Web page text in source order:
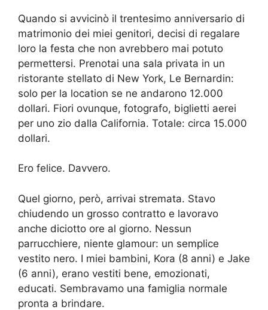
Quando si avvicinò il trentesimo anniversario di
matrimonio dei miei genitori, decisi di regalare
loro la festa che non avrebbero mai potuto
permettersi. Prenotai una sala privata in un
ristorante stellato di New York, Le Bernardin:
solo per la location se ne andarono 12.000
dollari. Fiori ovunque, fotografo, biglietti aerei
per uno zio dalla California. Totale: circa 15.000
dollari.
Ero felice. Davvero.
Quel giorno, però, arrivai stremata. Stavo
chiudendo un grosso contratto e lavoravo
anche diciotto ore al giorno. Nessun
parrucchiere, niente glamour: un semplice
vestito nero. I miei bambini, Kora (8 anni) e Jake
(6 anni), erano vestiti bene, emozionati,
educati. Sembravamo una famiglia normale
pronta a brindare.